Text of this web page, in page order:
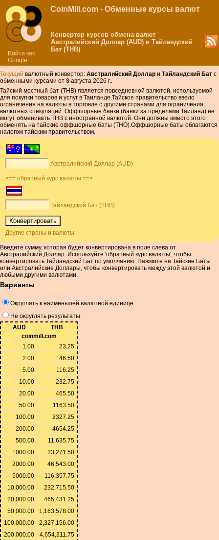
Войти как
Google
CoinMill.com - Обменные курсы валют
Конвертор курсов обмена валют
Австралийский Доллар (AUD) и Тайландский
Бат (THB)
Текущий валютный конвертор: Австралийский Доллар и Тайландский Бат с
обменными курсами от 8 августа 2026 г..
Тайский местный бат (THB) является повседневной валютой, используемой
для покупки товаров и услуг в Таиланде.Тайское правительство ввело
ограничения на валюты в торговле с другими странами для ограничения
валютных спекуляций. Оффшорные банки (банки за пределами Таиланд) не
могут обменивать THB с иностранной валютой. Они должны вместо этого
обменять на тайские оффшорные баты (THO).Оффшорные баты облагаются
налогом тайским правительством.
Австралийский Доллар (AUD)
<== обратный курс валюты ==>
Тайландский Бат (THB)
Другие страны и валюты
Введите сумму, которая будет конвертирована в поле слева от
Австралийский Доллар. Используйте 'обратный курс валюты', чтобы
конвертировать Тайландский Бат по умолчанию. Нажмите на Тайские Баты
или Австралийские Доллары, чтобы конвертировать между этой валютой и
любыми другими валютами.
Варианты
Округлять к наименьшей валютной единице.
Не округлять результаты.
AUD
THB
coinmill.com
1.00
23.25
2.00
46.50
5.00
116.25
10.00
232.75
20.00
465.50
50.00
1163.50
100.00
2327.25
200.00
4654.25
500.00
11,635.75
1000.00
23,271.50
2000.00
46,543.00
5000.00
116,357.75
10,000.00
232,715.50
20,000.00
465,431.25
50,000.00
1,163,578.00
100,000.00
2,327,156.00
200,000.00
4,654,311.75